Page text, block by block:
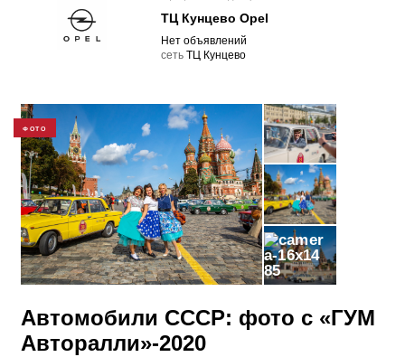
ТЦ Кунцево Opel
Нет объявлений
cеть ТЦ Кунцево
ФОТО
85
Автомобили СССР: фото с «ГУМ
Авторалли»-2020